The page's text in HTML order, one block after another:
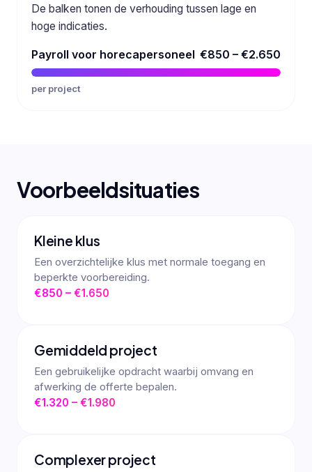
De balken tonen de verhouding tussen lage en
hoge indicaties.
Payroll voor horecapersoneel €850 – €2.650
per project
Voorbeeldsituaties
Kleine klus
Een overzichtelijke klus met normale toegang en
beperkte voorbereiding.
€850 – €1.650
Gemiddeld project
Een gebruikelijke opdracht waarbij omvang en
afwerking de offerte bepalen.
€1.320 – €1.980
Complexer project